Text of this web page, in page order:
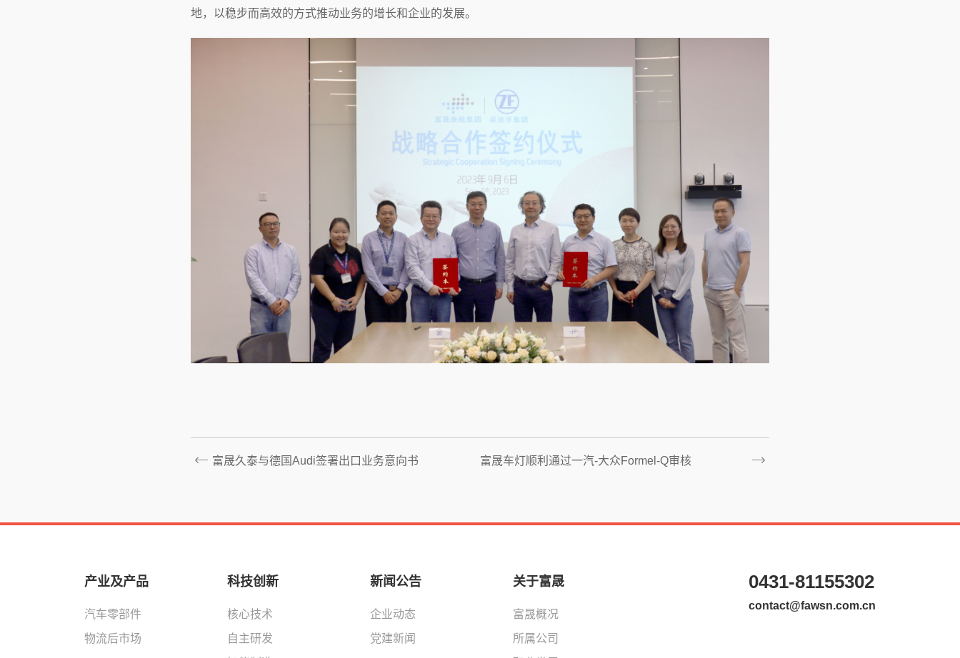
地，以稳步而高效的方式推动业务的增长和企业的发展。
富晟久泰与德国Audi签署出口业务意向书 富晟车灯顺利通过一汽-大众Formel-Q审核
产业及产品
汽车零部件
物流后市场
科技创新
核心技术
自主研发
新闻公告
企业动态
党建新闻
关于富晟
富晟概况
所属公司
0431-81155302
contact@fawsn.com.cn